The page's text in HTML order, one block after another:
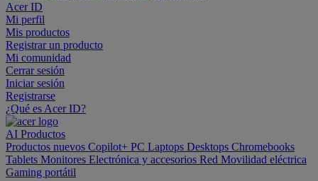
Acer ID
Mi perfil
Mis productos
Registrar un producto
Mi comunidad
Cerrar sesión
Iniciar sesión
Registrarse
¿Qué es Acer ID?
AI Productos
Productos nuevos Copilot+ PC Laptops Desktops Chromebooks
Tablets Monitores Electrónica y accesorios Red Movilidad eléctrica
Gaming portátil